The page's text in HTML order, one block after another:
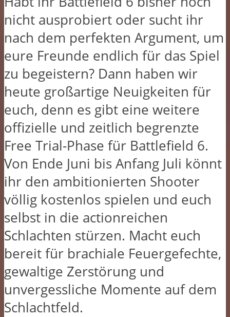
nicht ausprobiert oder sucht ihr
nach dem perfekten Argument, um
eure Freunde endlich für das Spiel
zu begeistern? Dann haben wir
heute großartige Neuigkeiten für
euch, denn es gibt eine weitere
offizielle und zeitlich begrenzte
Free Trial-Phase für Battlefield 6.
Von Ende Juni bis Anfang Juli könnt
ihr den ambitionierten Shooter
völlig kostenlos spielen und euch
selbst in die actionreichen
Schlachten stürzen. Macht euch
bereit für brachiale Feuergefechte,
gewaltige Zerstörung und
unvergessliche Momente auf dem
Schlachtfeld.